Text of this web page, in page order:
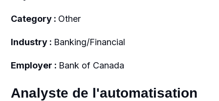
Category : Other
Industry : Banking/Financial
Employer : Bank of Canada
Analyste de l'automatisation